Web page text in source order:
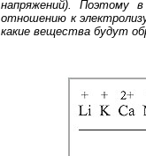
напряжений). Поэтому
отношению к
какие вещества будут